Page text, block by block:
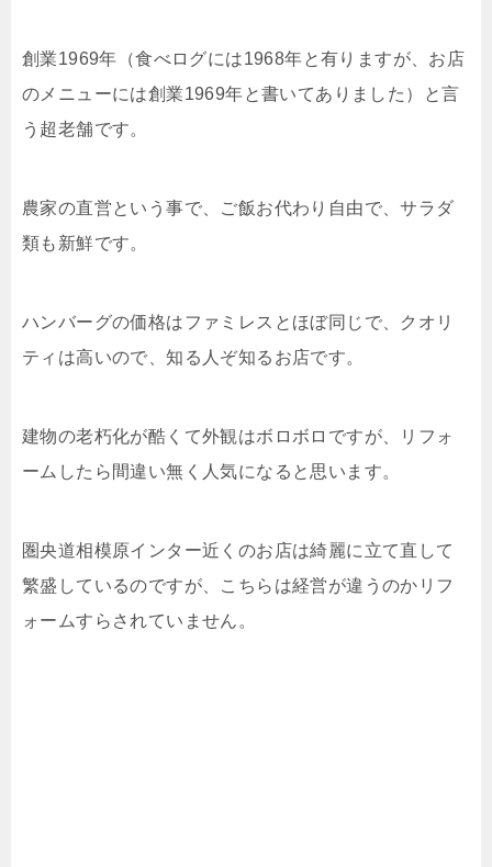
創業1969年（食べログには1968年と有りますが、お店
のメニューには創業1969年と書いてありました）と言
う超老舗です。
農家の直営という事で、ご飯お代わり自由で、サラダ
類も新鮮です。
ハンバーグの価格はファミレスとほぼ同じで、クオリ
ティは高いので、知る人ぞ知るお店です。
建物の老朽化が酷くて外観はボロボロですが、リフォ
ームしたら間違い無く人気になると思います。
圏央道相模原インター近くのお店は綺麗に立て直して
繁盛しているのですが、こちらは経営が違うのかリフ
ォームすらされていません。